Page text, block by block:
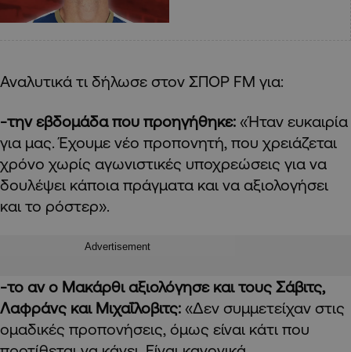
Αναλυτικά τι δήλωσε στον ΣΠΟΡ FM για:
-την εβδομάδα που προηγήθηκε: «Ήταν ευκαιρία
για μας. Έχουμε νέο προπονητή, που χρειάζεται
χρόνο χωρίς αγωνιστικές υποχρεώσεις για να
δουλέψει κάποια πράγματα και να αξιολογήσει
και το ρόστερ».
Advertisement
-το αν ο Μακάρθι αξιολόγησε και τους Σάβιτς,
Λαφράνς και Μιχαΐλοβιτς: «Δεν συμμετείχαν στις
ομαδικές προπονήσεις, όμως είναι κάτι που